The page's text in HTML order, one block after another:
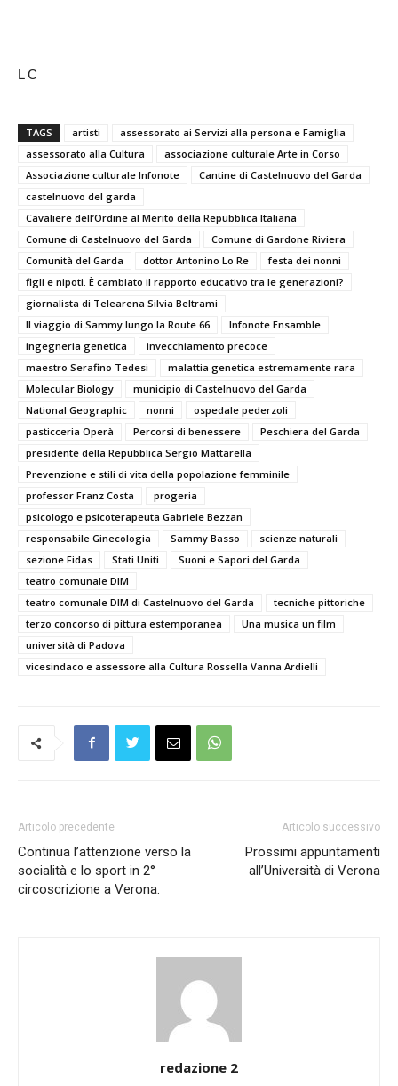
L C
TAGS artisti
assessorato ai Servizi alla persona e Famiglia
assessorato alla Cultura
associazione culturale Arte in Corso
Associazione culturale Infonote
Cantine di Castelnuovo del Garda
castelnuovo del garda
Cavaliere dell’Ordine al Merito della Repubblica Italiana
Comune di Castelnuovo del Garda
Comune di Gardone Riviera
Comunità del Garda
dottor Antonino Lo Re
festa dei nonni
figli e nipoti. È cambiato il rapporto educativo tra le generazioni?
giornalista di Telearena Silvia Beltrami
Il viaggio di Sammy lungo la Route 66
Infonote Ensamble
ingegneria genetica
invecchiamento precoce
maestro Serafino Tedesi
malattia genetica estremamente rara
Molecular Biology
municipio di Castelnuovo del Garda
National Geographic
nonni
ospedale pederzoli
pasticceria Operà
Percorsi di benessere
Peschiera del Garda
presidente della Repubblica Sergio Mattarella
Prevenzione e stili di vita della popolazione femminile
professor Franz Costa
progeria
psicologo e psicoterapeuta Gabriele Bezzan
responsabile Ginecologia
Sammy Basso
scienze naturali
sezione Fidas
Stati Uniti
Suoni e Sapori del Garda
teatro comunale DIM
teatro comunale DIM di Castelnuovo del Garda
tecniche pittoriche
terzo concorso di pittura estemporanea
Una musica un film
università di Padova
vicesindaco e assessore alla Cultura Rossella Vanna Ardielli
Articolo precedente
Continua l’attenzione verso la
socialità e lo sport in 2°
circoscrizione a Verona.
Articolo successivo
Prossimi appuntamenti
all’Università di Verona
redazione 2